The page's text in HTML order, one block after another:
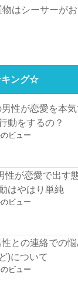
はシーサーがお
キング☆
性が恋愛を本
動をするの？
ビュー
性が恋愛で出す
はやはり単純
ビュー
との連絡での
)について
ビュー